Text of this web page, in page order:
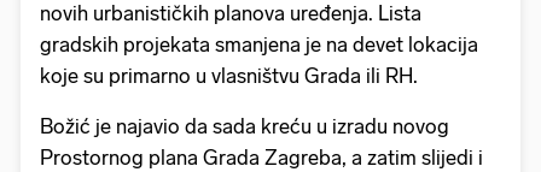
novih urbanističkih planova uređenja. Lista
gradskih projekata smanjena je na devet lokacija
koje su primarno u vlasništvu Grada ili RH.
Božić je najavio da sada kreću u izradu novog
Prostornog plana Grada Zagreba, a zatim slijedi i